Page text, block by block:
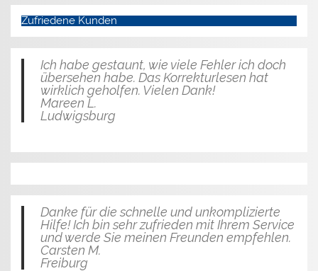
Zufriedene Kunden
Ich habe gestaunt, wie viele Fehler ich doch
übersehen habe. Das Korrekturlesen hat
wirklich geholfen. Vielen Dank!
Mareen L.
Ludwigsburg
Danke für die schnelle und unkomplizierte
Hilfe! Ich bin sehr zufrieden mit Ihrem Service
und werde Sie meinen Freunden empfehlen.
Carsten M.
Freiburg